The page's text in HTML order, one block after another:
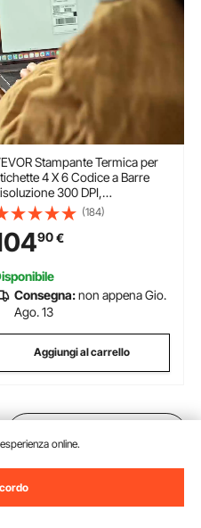
Stampante Termica per
4 X 6 Codice a Barre
300 DPI,
Connessione USB / Bluetooth,
Termica 150 mm/s
a
Android/Windows/MAC
Linux/Chromebook
(184)
90€
Consegna:non appena Gio.
Ago. 13
Aggiungi al carrello
online.